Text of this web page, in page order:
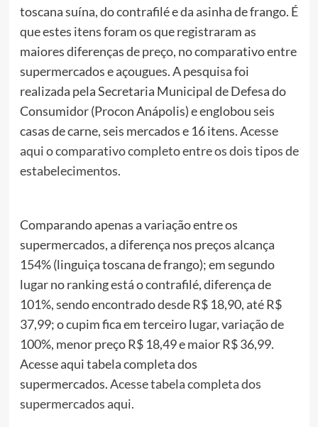
toscana suína, do contrafilé e da asinha de frango. É
que estes itens foram os que registraram as
maiores diferenças de preço, no comparativo entre
supermercados e açougues. A pesquisa foi
realizada pela Secretaria Municipal de Defesa do
Consumidor (Procon Anápolis) e englobou seis
casas de carne, seis mercados e 16 itens.Acesse
aqui o comparativo completo entre os dois tipos de
estabelecimentos.
Comparando apenas a variação entre os
supermercados, a diferença nos preços alcança
154% (linguiça toscana de frango); em segundo
lugar no ranking está o contrafilé, diferença de
101%, sendo encontrado desde R$ 18,90, até R$
37,99; o cupim fica em terceiro lugar, variação de
100%, menor preço R$ 18,49 e maior R$ 36,99.
Acesse aqui tabela completa dos
supermercados.Acesse tabela completa dos
supermercados aqui.